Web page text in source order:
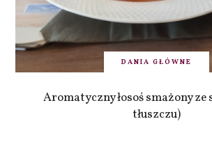
DANIA GŁÓWNE
Aromatyczny łosoś smażony ze
tłuszczu)